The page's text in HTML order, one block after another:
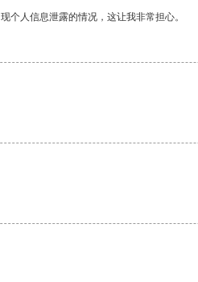
个人信息泄露的情况，这让我非常担心。